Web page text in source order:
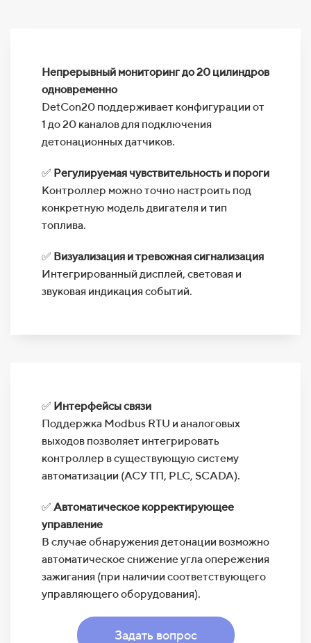
Непрерывный мониторинг до 20 цилиндров
одновременно
DetCon20 поддерживает конфигурации от
1 до 20 каналов для подключения
детонационных датчиков.
✅ Регулируемая чувствительность и пороги
Контроллер можно точно настроить под
конкретную модель двигателя и тип
топлива.
✅ Визуализация и тревожная сигнализация
Интегрированный дисплей, световая и
звуковая индикация событий.
✅ Интерфейсы связи
Поддержка Modbus RTU и аналоговых
выходов позволяет интегрировать
контроллер в существующую систему
автоматизации (АСУ ТП, PLC, SCADA).
✅ Автоматическое корректирующее
управление
В случае обнаружения детонации возможно
автоматическое снижение угла опережения
зажигания (при наличии соответствующего
управляющего оборудования).
Задать вопрос